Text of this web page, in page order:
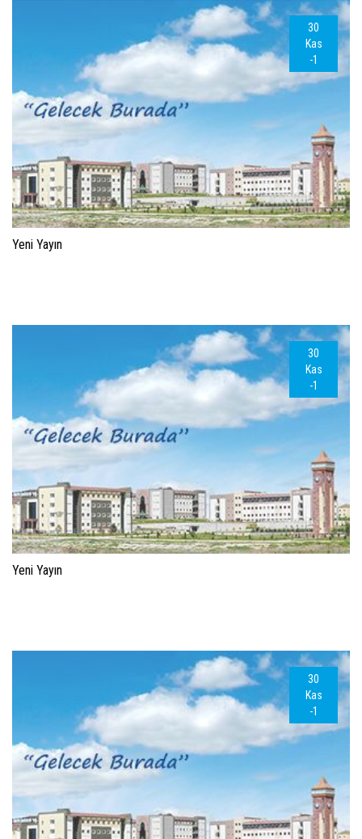
30
Kas
-1
Yeni Yayın
30
Kas
-1
Yeni Yayın
30
Kas
-1